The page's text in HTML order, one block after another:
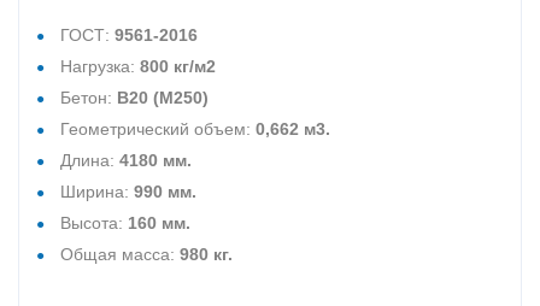
ГОСТ: 9561-2016
Нагрузка: 800 кг/м2
Бетон: В20 (М250)
Геометрический объем: 0,662 м3.
Длина: 4180 мм.
Ширина: 990 мм.
Высота: 160 мм.
Общая масса: 980 кг.